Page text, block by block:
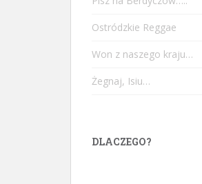
Ostródzkie Reggae
Won z naszego kraju…
Żegnaj, Isiu…
DLACZEGO?